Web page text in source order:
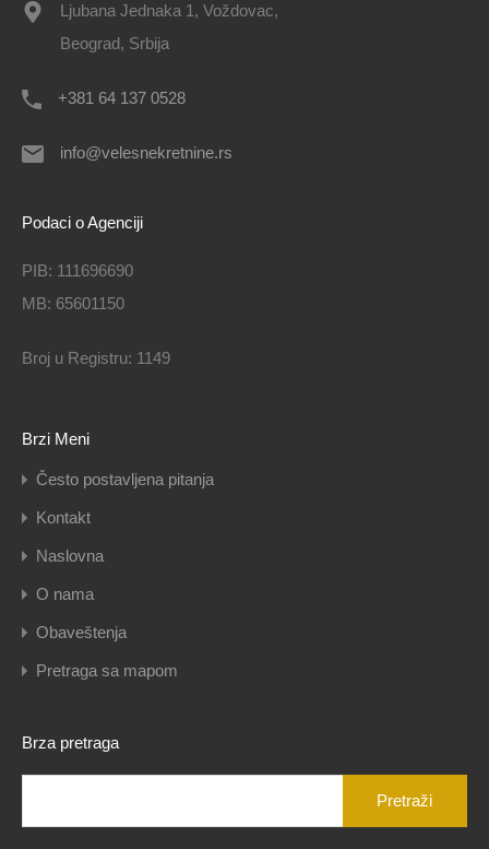
Ljubana Jednaka 1, Voždovac,
Beograd, Srbija
+381 64 137 0528
info@velesnekretnine.rs
Podaci o Agenciji
PIB: 111696690
MB: 65601150
Broj u Registru: 1149
Brzi Meni
Često postavljena pitanja
Kontakt
Naslovna
O nama
Obaveštenja
Pretraga sa mapom
Brza pretraga